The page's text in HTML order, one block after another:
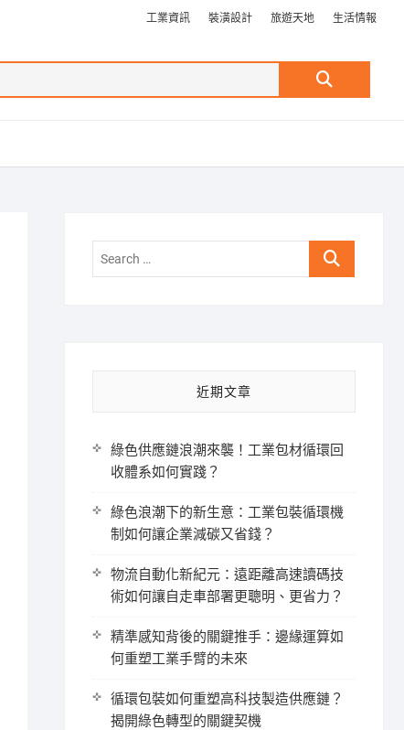
工業資訊 裝潢設計 旅遊天地 生活情報
Search
Search
近期文章
綠色供應鏈浪潮來襲！工業包材循環回
收體系如何實踐？
綠色浪潮下的新生意：工業包裝循環機
制如何讓企業減碳又省錢？
物流自動化新紀元：遠距離高速讀碼技
術如何讓自走車部署更聰明、更省力？
精準感知背後的關鍵推手：邊緣運算如
何重塑工業手臂的未來
循環包裝如何重塑高科技製造供應鏈？
揭開綠色轉型的關鍵契機